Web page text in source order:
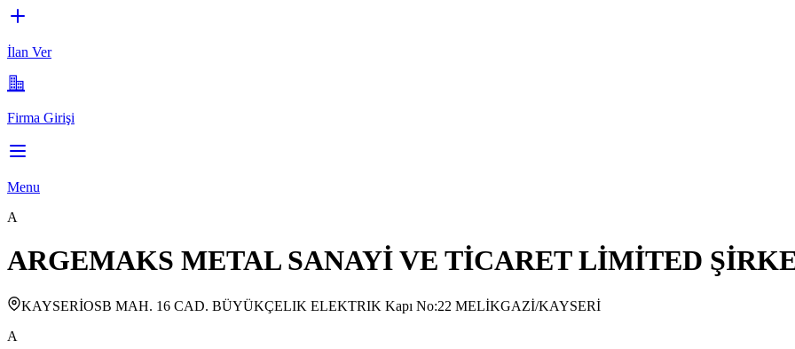
İlan Ver
Firma Girişi
Menu
A
ARGEMAKS METAL SANAYİ VE TİCARET LİMİTED
KAYSERİOSB MAH. 16 CAD. BÜYÜKÇELIK ELEKTRIK Kapı No:22 MELİKGAZİ/KAYSERİ
A